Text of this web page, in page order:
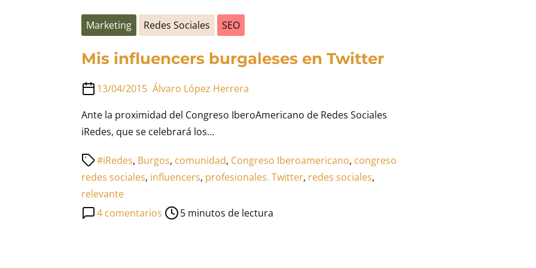
un
congreso
recordar
entrada
Marketing Redes Sociales SEO
Mis influencers burgaleses en Twitter
13/04/2015 Álvaro López Herrera
Ante la proximidad del Congreso IberoAmericano de Redes Sociales
iRedes, que se celebrará los…
#iRedes, Burgos, comunidad, Congreso Iberoamericano, congreso
redes sociales, influencers, profesionales. Twitter, redes sociales,
relevante
4 comentariosen
Tiempo
de
lectura
de
5 minutos de lectura